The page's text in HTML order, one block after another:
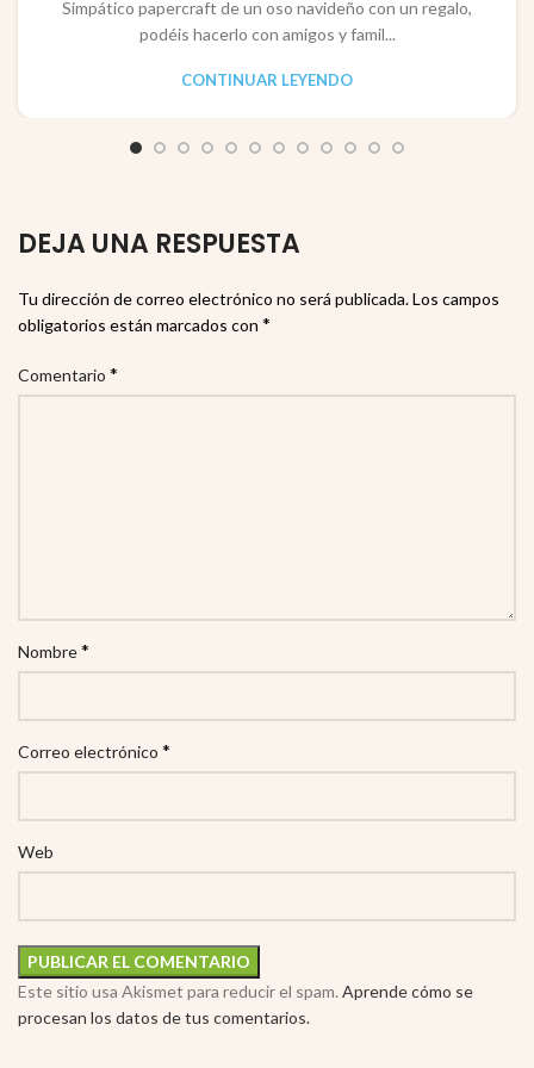
Simpático papercraft de un oso navideño con un regalo,
podéis hacerlo con amigos y famil...
CONTINUAR LEYENDO
DEJA UNA RESPUESTA
Tu dirección de correo electrónico no será publicada.Los campos
obligatorios están marcados con *
Comentario *
Nombre*
Correo electrónico *
Web
Este sitio usa Akismet para reducir el spam. Aprende cómo se
procesan los datos de tus comentarios.